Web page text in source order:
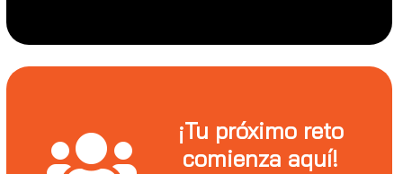
¡Tu próximo reto
comienza aquí!